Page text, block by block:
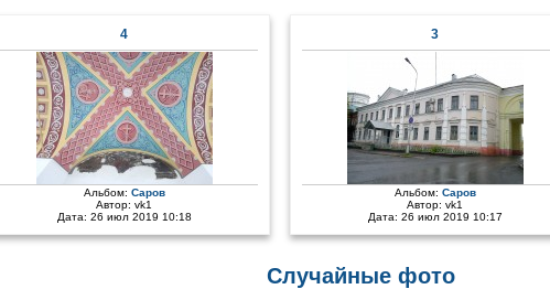
4
Альбом: Саров
Автор:vk1
Дата: 26 июл 2019 10:18
3
Альбом: Саров
Автор:vk1
Дата: 26 июл 2019 10:17
Случайные фото